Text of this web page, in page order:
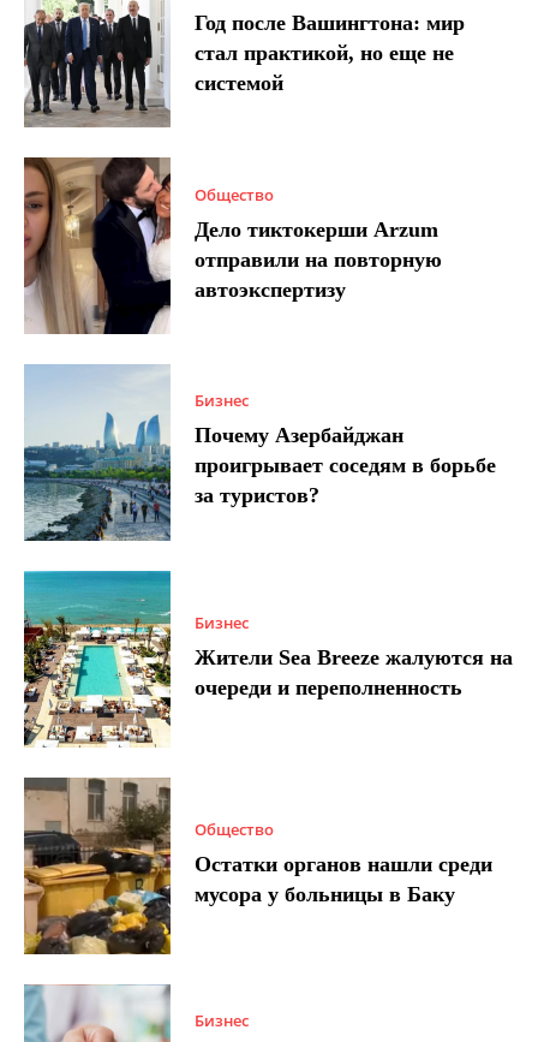
Год после Вашингтона: мир
стал практикой, но еще не
системой
Общество
Дело тиктокерши Arzum
отправили на повторную
автоэкспертизу
Бизнес
Почему Азербайджан
проигрывает соседям в борьбе
за туристов?
Бизнес
Жители Sea Breeze жалуются на
очереди и переполненность
Общество
Остатки органов нашли среди
мусора у больницы в Баку
Бизнес